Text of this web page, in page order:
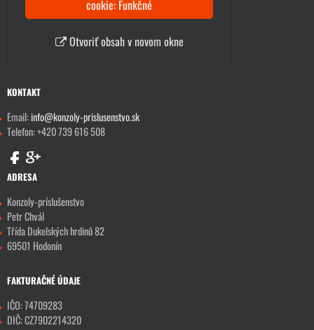
cookie: Funkčné
Otvoriť obsah v novom okne
KONTAKT
Email:info@konzoly-prislusenstvo.sk
Telefon: +420 739 616 508
ADRESA
Konzoly-príslušenstvo
Petr Chvál
Třída Dukelských hrdinů 82
69501 Hodonín
FAKTURAČNÉ ÚDAJE
IČO: 74709283
DIČ: CZ7902214320